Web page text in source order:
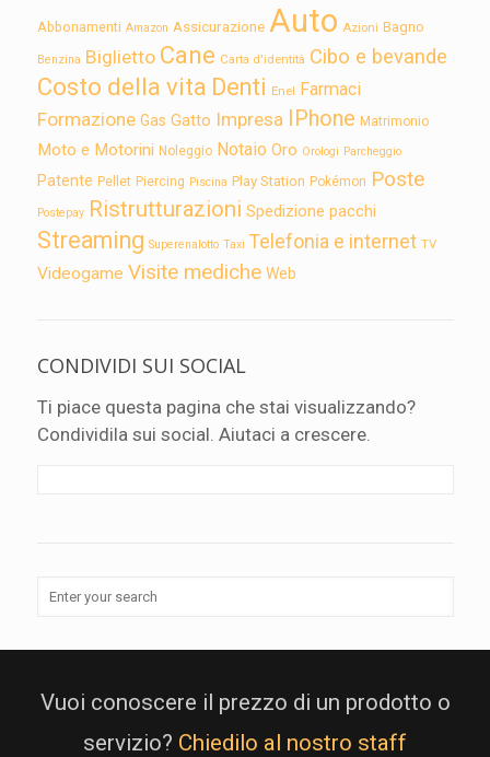
Abbonamenti Amazon Assicurazione Auto Azioni Bagno
Benzina Biglietto Cane Carta d'identità Cibo e bevande
Costo della vita Denti Enel Farmaci
Formazione Gas Gatto Impresa IPhone Matrimonio
Moto e Motorini Noleggio Notaio Oro Orologi Parcheggio
Patente Pellet Piercing Piscina Play Station Pokémon Poste
Postepay Ristrutturazioni Spedizione pacchi
Streaming Superenalotto Taxi Telefonia e internet TV
Videogame Visite mediche Web
CONDIVIDI SUI SOCIAL
Ti piace questa pagina che stai visualizzando?
Condividila sui social. Aiutaci a crescere.
Vuoi conoscere il prezzo di un prodotto o
servizio? Chiedilo al nostro staff